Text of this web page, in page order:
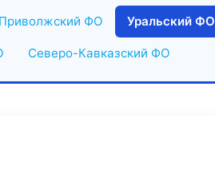
Приволжский ФО Уральский ФО
Северо-Кавказский ФО